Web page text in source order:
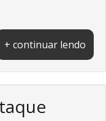
+ continuar lendo